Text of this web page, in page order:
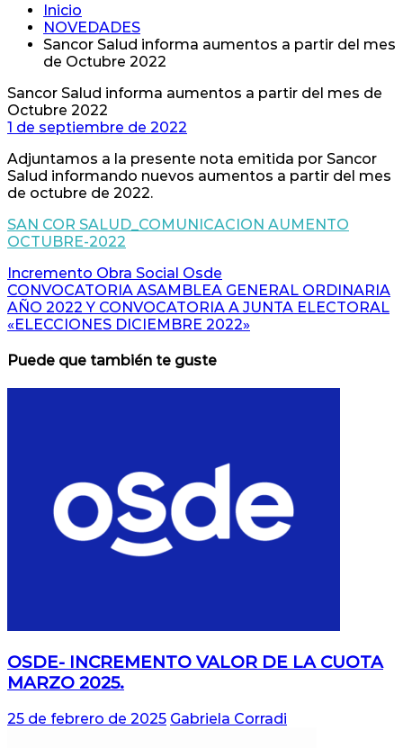
Inicio
NOVEDADES
Sancor Salud informa aumentos a partir del mes
de Octubre 2022
Sancor Salud informa aumentos a partir del mes de
Octubre 2022
1 de septiembre de 2022
Adjuntamos a la presente nota emitida por Sancor
Salud informando nuevos aumentos a partir del mes
de octubre de 2022.
SAN COR SALUD_COMUNICACION AUMENTO
OCTUBRE-2022
Navegación
de
entradas
Incremento Obra Social Osde
CONVOCATORIA ASAMBLEA GENERAL ORDINARIA
AÑO 2022 Y CONVOCATORIA A JUNTA ELECTORAL
«ELECCIONES DICIEMBRE 2022»
Puede que también te guste
OSDE- INCREMENTO VALOR DE LA CUOTA
MARZO 2025.
25 de febrero de 2025 Gabriela Corradi